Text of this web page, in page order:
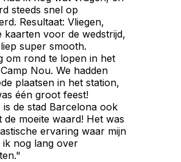
steeds snel op
Resultaat: Vliegen,
kaarten voor de wedstrijd,
super smooth.
om rond te lopen in het
Nou. We hadden
plaatsen in het station,
één groot feest!
is de stad Barcelona ook
de moeite waard! Het was
ervaring waar mijn
ik nog lang over